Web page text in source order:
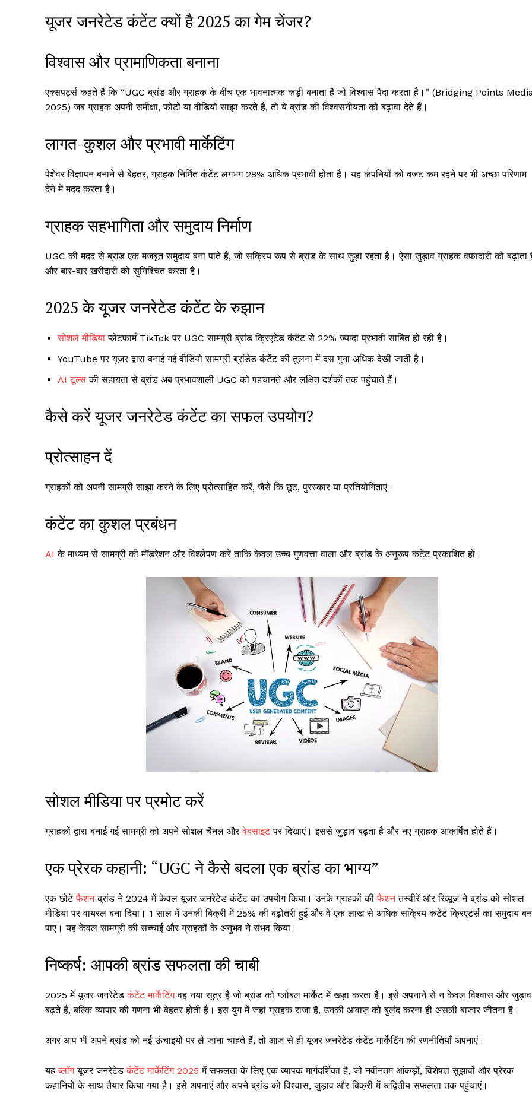
यूजर जनरेटेड कंटेंट क्यों है 2025 का गेम चेंजर?
विश्वास और प्रामाणिकता बनाना
एक्सपर्ट्स कहते हैं कि “UGC ब्रांड और ग्राहक के बीच एक भावनात्मक कड़ी बनाता है जो विश्वास पैदा करता है।” (Bridging Points
2025) जब ग्राहक अपनी समीक्षा, फोटो या वीडियो साझा करते हैं, तो ये ब्रांड की विश्वसनीयता को बढ़ावा देते हैं।
लागत-कुशल और प्रभावी मार्केटिंग
पेशेवर विज्ञापन बनाने से बेहतर, ग्राहक निर्मित कंटेंट लगभग 28% अधिक प्रभावी होता है। यह कंपनियों को बजट कम रहने पर भी अच्छा परिणाम
देने में मदद करता है।
ग्राहक सहभागिता और समुदाय निर्माण
UGC की मदद से ब्रांड एक मजबूत समुदाय बना पाते हैं, जो सक्रिय रूप से ब्रांड के साथ जुड़ा रहता है। ऐसा जुड़ाव ग्राहक वफादारी को बढ़ाता
और बार-बार खरीदारी को सुनिश्चित करता है।
2025 के यूजर जनरेटेड कंटेंट के रुझान
सोशल मीडिया प्लेटफार्म TikTok पर UGC सामग्री ब्रांड क्रिएटेड कंटेंट से 22% ज्यादा प्रभावी साबित हो रही है।
YouTube पर यूजर द्वारा बनाई गई वीडियो सामग्री ब्रांडेड कंटेंट की तुलना में दस गुना अधिक देखी जाती है।
AI टूल्स की सहायता से ब्रांड अब प्रभावशाली UGC को पहचानते और लक्षित दर्शकों तक पहुंचाते हैं।
कैसे करें यूजर जनरेटेड कंटेंट का सफल उपयोग?
प्रोत्साहन दें
ग्राहकों को अपनी सामग्री साझा करने के लिए प्रोत्साहित करें, जैसे कि छूट, पुरस्कार या प्रतियोगिताएं।
कंटेंट का कुशल प्रबंधन
AI के माध्यम से सामग्री की मॉडरेशन और विश्लेषण करें ताकि केवल उच्च गुणवत्ता वाला और ब्रांड के अनुरूप कंटेंट प्रकाशित हो।
सोशल मीडिया पर प्रमोट करें
ग्राहकों द्वारा बनाई गई सामग्री को अपने सोशल चैनल औरवेबसाइटपर दिखाएं। इससे जुड़ाव बढ़ता है और नए ग्राहक आकर्षित होते हैं।
एक प्रेरक कहानी: “UGC ने कैसे बदला एक ब्रांड का भाग्य”
एक छोटेफैशनब्रांड ने 2024 में केवल यूजर जनरेटेड कंटेंट का उपयोग किया। उनके ग्राहकों कीफैशनतस्वीरें और रिव्यूज ने ब्रांड को सोशल
मीडिया पर वायरल बना दिया। 1 साल में उनकी बिक्री में 25% की बढ़ोतरी हुई और वे एक लाख से अधिक सक्रिय कंटेंट क्रिएटर्स का समुदाय
पाए। यह केवल सामग्री की सच्चाई और ग्राहकों के अनुभव ने संभव किया।
निष्कर्ष: आपकी ब्रांड सफलता की चाबी
2025 में यूजर जनरेटेडकंटेंट मार्केटिंगवह नया सूत्र है जो ब्रांड को ग्लोबल मार्केट में खड़ा करता है। इसे अपनाने से न केवल विश्वास और जुड़ाव
बढ़ते हैं, बल्कि व्यापार की गणना भी बेहतर होती है। इस युग में जहां ग्राहक राजा हैं, उनकी आवाज़ को बुलंद करना ही असली बाजार जीतना है।
अगर आप भी अपने ब्रांड को नई ऊंचाइयों पर ले जाना चाहते हैं, तो आज से ही यूजर जनरेटेड कंटेंट मार्केटिंग की रणनीतियाँ अपनाएं।
यहब्लॉगयूजर जनरेटेडकंटेंट मार्केटिंग 2025 में सफलता के लिए एक व्यापक मार्गदर्शिका है, जो नवीनतम आंकड़ों, विशेषज्ञ सुझावों और प्रेरक
कहानियों के साथ तैयार किया गया है। इसे अपनाएं और अपने ब्रांड को विश्वास, जुड़ाव और बिक्री में अद्वितीय सफलता तक पहुंचाएं।